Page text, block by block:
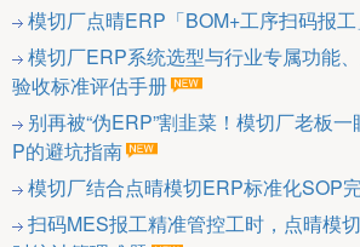
模切厂点晴ERP「BOM+工序扫码报
模切厂ERP系统选型与行业专属功能
验收标准评估手册
别再被“伪ERP”割韭菜！模切厂老板
P的避坑指南
模切厂结合点晴模切ERP标准化SOP
扫码MES报工精准管控工时，点晴模